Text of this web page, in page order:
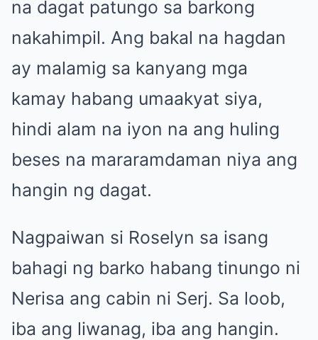
na dagat patungo sa barkong
nakahimpil. Ang bakal na hagdan
ay malamig sa kanyang mga
kamay habang umaakyat siya,
hindi alam na iyon na ang huling
beses na mararamdaman niya ang
hangin ng dagat.
Nagpaiwan si Roselyn sa isang
bahagi ng barko habang tinungo ni
Nerisa ang cabin ni Serj. Sa loob,
iba ang liwanag, iba ang hangin.